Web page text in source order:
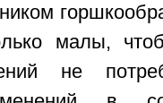
малы,
не